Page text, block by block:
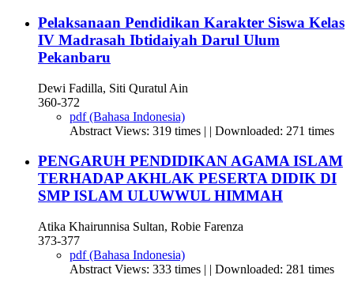
Pelaksanaan Pendidikan Karakter Siswa Kelas
IV Madrasah Ibtidaiyah Darul Ulum
Pekanbaru
Dewi Fadilla, Siti Quratul Ain
360-372
pdf (Bahasa Indonesia)
Abstract Views: 319 times | | Downloaded: 271 times
PENGARUH PENDIDIKAN AGAMA ISLAM
TERHADAP AKHLAK PESERTA DIDIK DI
SMP ISLAM ULUWWUL HIMMAH
Atika Khairunnisa Sultan, Robie Farenza
373-377
pdf (Bahasa Indonesia)
Abstract Views: 333 times | | Downloaded: 281 times